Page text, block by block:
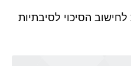
לחישוב הסיכוי לסיבתיות